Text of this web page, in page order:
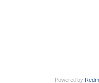
Powered by